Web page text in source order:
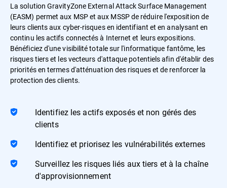
La solution GravityZone External Attack Surface Management
(EASM) permet aux MSP et aux MSSP de réduire l'exposition de
leurs clients aux cyber-risques en identifiant et en analysant en
continu les actifs connectés à Internet et leurs expositions.
Bénéficiez d'une visibilité totale sur l'informatique fantôme, les
risques tiers et les vecteurs d'attaque potentiels afin d'établir des
priorités en termes d'atténuation des risques et de renforcer la
protection des clients.
Identifiez les actifs exposés et non gérés des
clients
Identifiez et priorisez les vulnérabilités externes
Surveillez les risques liés aux tiers et à la chaîne
d'approvisionnement